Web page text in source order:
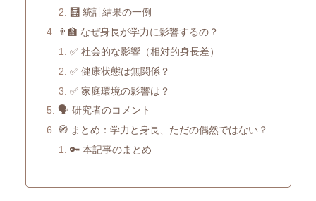
🧮 統計結果の一例
👨‍🏫 なぜ身長が学力に影響するの？
✅ 社会的な影響（相対的身長差）
✅ 健康状態は無関係？
✅ 家庭環境の影響は？
🗣️ 研究者のコメント
🧭 まとめ：学力と身長、ただの偶然ではない？
🔑 本記事のまとめ